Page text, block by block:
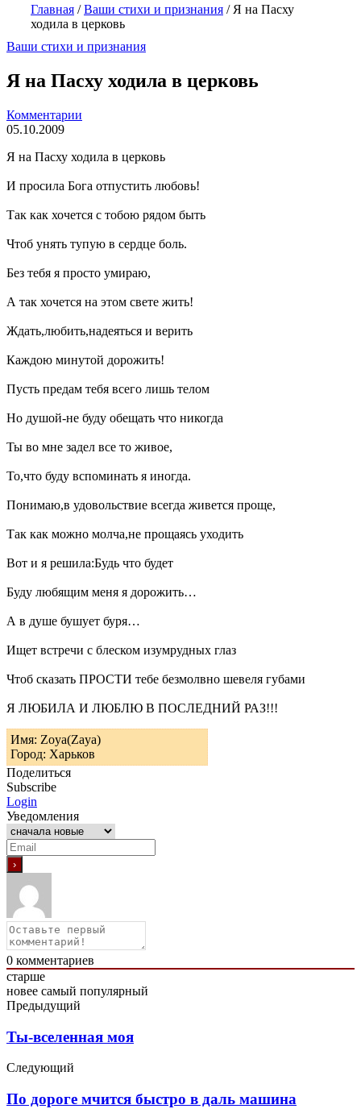
Главная /Ваши стихи и признания / Я на Пасху
ходила в церковь
Ваши стихи и признания
Я на Пасху ходила в церковь
Комментарии
05.10.2009
Я на Пасху ходила в церковь
И просила Бога отпустить любовь!
Так как хочется с тобою рядом быть
Чтоб унять тупую в сердце боль.
Без тебя я просто умираю,
А так хочется на этом свете жить!
Ждать,любить,надеяться и верить
Каждою минутой дорожить!
Пусть предам тебя всего лишь телом
Но душой-не буду обещать что никогда
Ты во мне задел все то живое,
То,что буду вспоминать я иногда.
Понимаю,в удовольствие всегда живется проще,
Так как можно молча,не прощаясь уходить
Вот и я решила:Будь что будет
Буду любящим меня я дорожить…
А в душе бушует буря…
Ищет встречи с блеском изумрудных глаз
Чтоб сказать ПРОСТИ тебе безмолвно шевеля губами
Я ЛЮБИЛА И ЛЮБЛЮ В ПОСЛЕДНИЙ РАЗ!!!
Имя: Zoya(Zaya)
Город: Харьков
Поделиться
Subscribe
Login
Уведомления
0 комментариев
старше
новее самый популярный
Предыдущий
Ты-вселенная моя
Следующий
По дороге мчится быстро в даль машина